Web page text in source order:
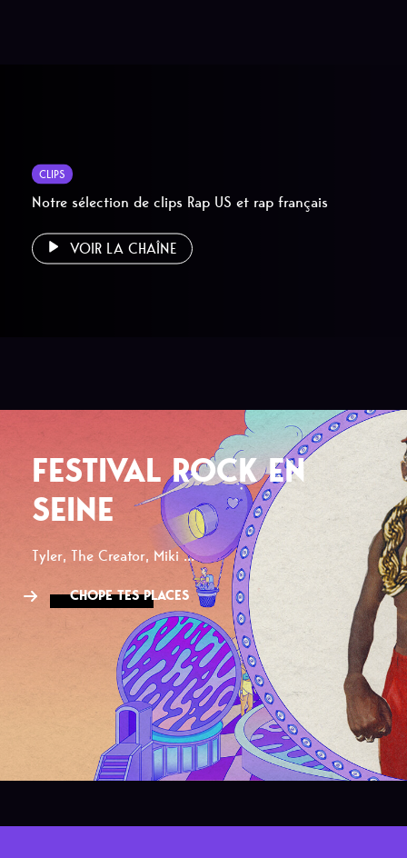
CLIPS
Notre sélection de clips Rap US et rap français
VOIR LA CHAÎNE
FESTIVAL ROCK EN
SEINE
Tyler, The Creator, Miki ...
CHOPE TES PLACES